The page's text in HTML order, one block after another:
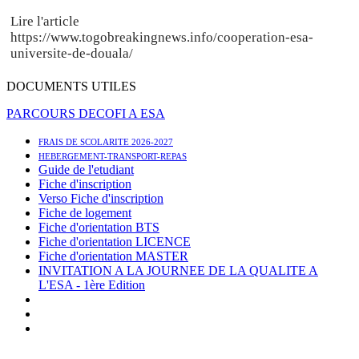
Lire l'article
https://www.togobreakingnews.info/cooperation-esa-
universite-de-douala/
DOCUMENTS UTILES
PARCOURS DECOFI A ESA
FRAIS DE SCOLARITE 2026-2027
HEBERGEMENT-TRANSPORT-REPAS
Guide de l'etudiant
Fiche d'inscription
Verso Fiche d'inscription
Fiche de logement
Fiche d'orientation BTS
Fiche d'orientation LICENCE
Fiche d'orientation MASTER
INVITATION A LA JOURNEE DE LA QUALITE A
L'ESA - 1ère Edition